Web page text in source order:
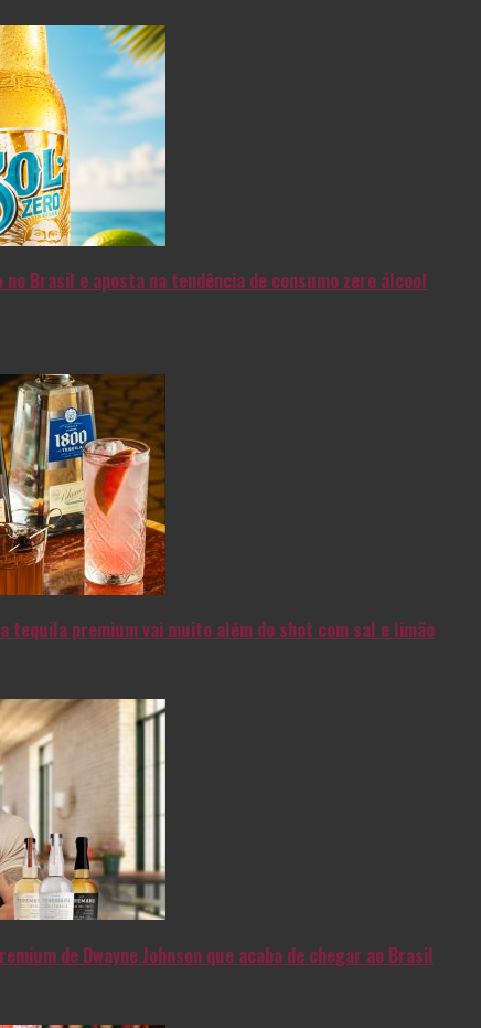
Brasil e aposta na tendência de consumo zero álcool
tequila premium vai muito além do shot com sal e limão
de Dwayne Johnson que acaba de chegar ao Brasil